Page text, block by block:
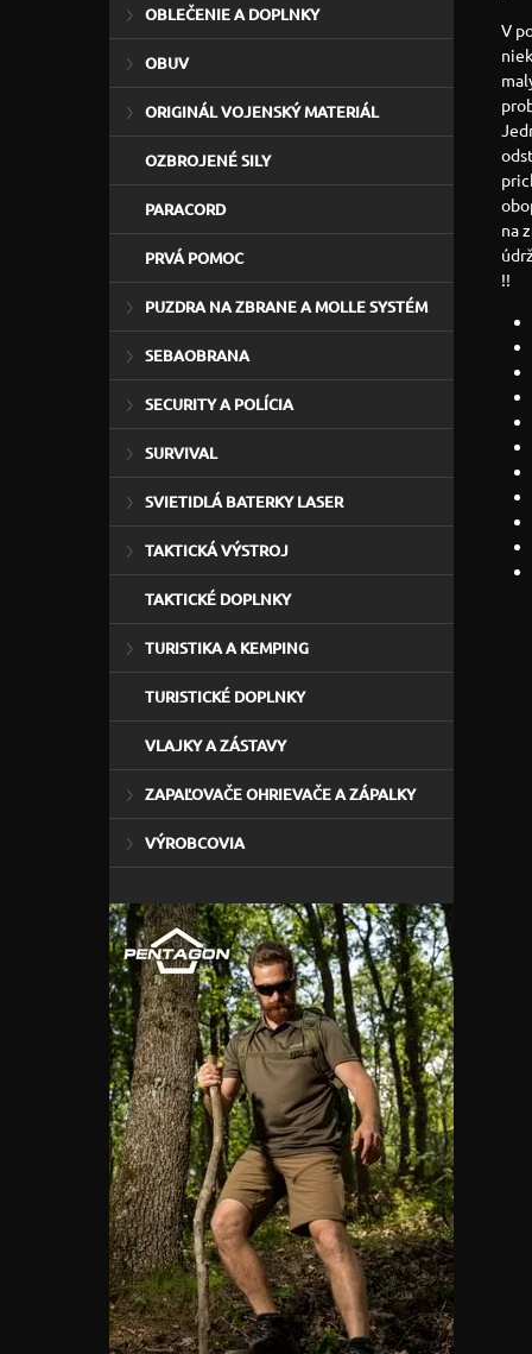
V
na
!!
OBLEČENIE A DOPLNKY
OBUV
ORIGINÁL VOJENSKÝ MATERIÁL
OZBROJENÉ SILY
PARACORD
PRVÁ POMOC
PUZDRA NA ZBRANE A MOLLE SYSTÉM
SEBAOBRANA
SECURITY A POLÍCIA
SURVIVAL
SVIETIDLÁ BATERKY LASER
TAKTICKÁ VÝSTROJ
TAKTICKÉ DOPLNKY
TURISTIKA A KEMPING
TURISTICKÉ DOPLNKY
VLAJKY A ZÁSTAVY
ZAPAĽOVAČE OHRIEVAČE A ZÁPALKY
VÝROBCOVIA